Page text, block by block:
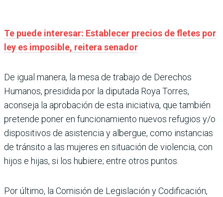
Te puede interesar: Establecer precios de fletes por
ley es imposible, reitera senador
De igual manera, la mesa de trabajo de Derechos
Humanos, presidida por la diputada Roya Torres,
aconseja la aprobación de esta iniciativa, que también
pretende poner en funcionamiento nuevos refugios y/o
dispositivos de asistencia y albergue, como instancias
de tránsito a las mujeres en situación de violencia, con
hijos e hijas, si los hubiere; entre otros puntos.
Por último, la Comisión de Legislación y Codificación,